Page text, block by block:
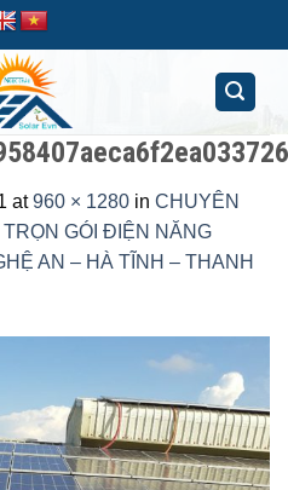
at960 × 1280 in CHUYÊN
GÓI ĐIỆN NĂNG
AN – HÀ TĨNH – THANH